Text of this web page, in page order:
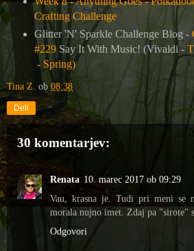
Crafting Challenge
Glitter 'N' Sparkle Challenge Blog -
#229Say It With Music! (Vivaldi -
- Spring)
Tina Z. ob08:38
Deli
30 komentarjev:
Renata 10. marec 2017 ob 09:29
Vau, krasna je. Tudi pri meni se
morala nujno imet. Zdaj pa "sirote"
Odgovori